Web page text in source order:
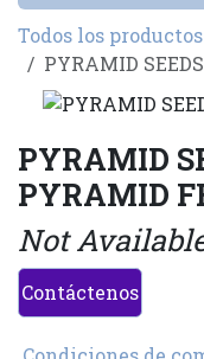
Todos los productos
PYRAMID
PYRAMID
PYRAMID
Not
Contáctenos